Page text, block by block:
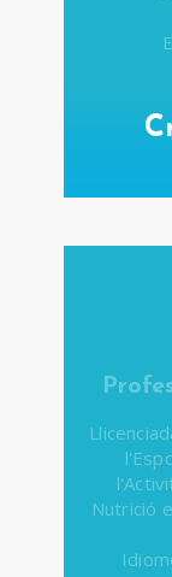
Nutrició